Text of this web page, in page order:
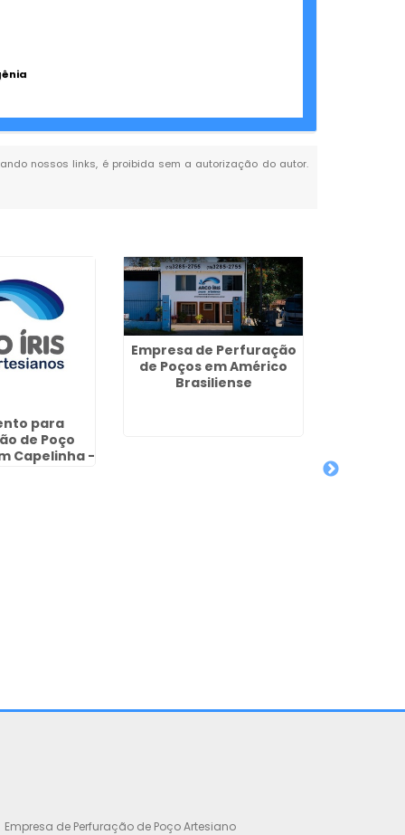
nossos links, é proibida sem a autorização do autor.
para
de Poço
Capelinha -
Empresa de Perfuração
de Poços em Américo
Brasiliense
Empresa de Perfuração de Poço Artesiano